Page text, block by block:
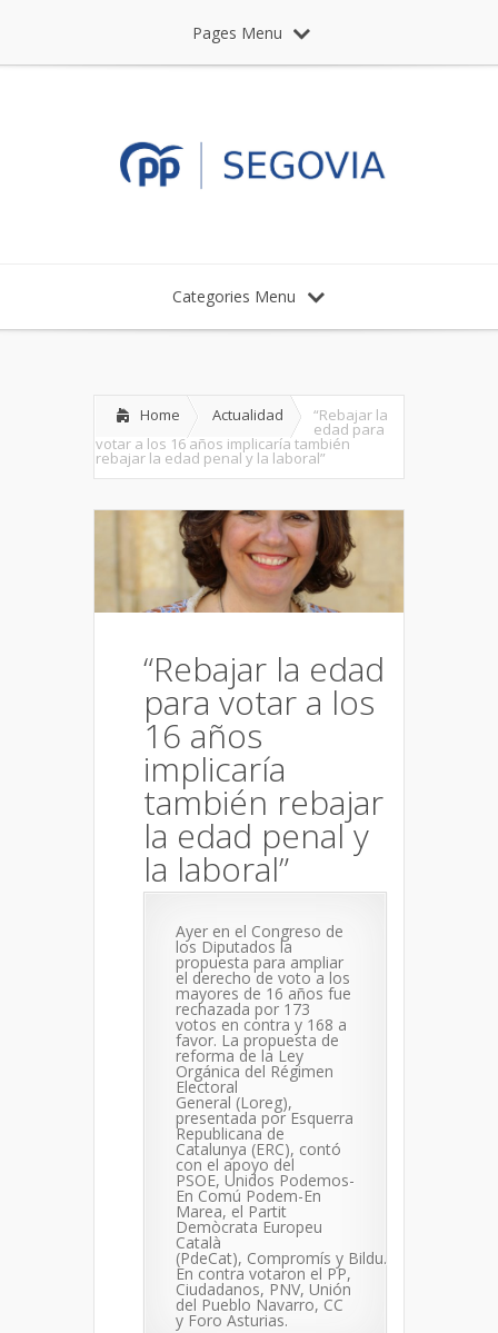
Pages Menu
Categories Menu
Home Actualidad “Rebajar la
edad para
votar a los 16 años implicaría también
rebajar la edad penal y la laboral”
“Rebajar la edad
para votar a los
16 años
implicaría
también rebajar
la edad penal y
la laboral”
Ayer en el Congreso de
los Diputados la
propuesta para ampliar
el derecho de voto a los
mayores de 16 años fue
rechazada por 173
votos en contra y 168 a
favor. La propuesta de
reforma de la Ley
Orgánica del Régimen
Electoral
General (Loreg),
presentada por Esquerra
Republicana de
Catalunya (ERC), contó
con el apoyo del
PSOE, Unidos Podemos-
En Comú Podem-En
Marea, el Partit
Demòcrata Europeu
Català
(PdeCat), Compromís y Bildu.
En contra votaron el PP,
Ciudadanos, PNV, Unión
del Pueblo Navarro, CC
y Foro Asturias.